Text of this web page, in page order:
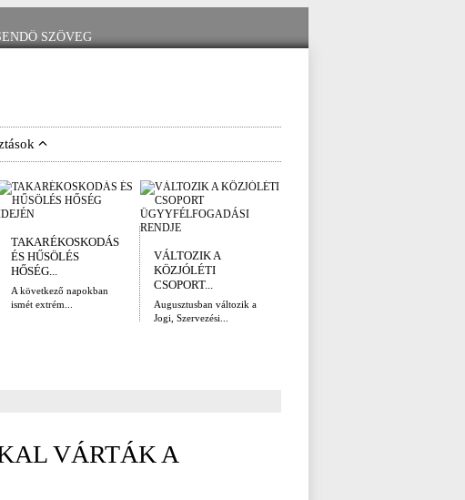
TAKARÉKOSKODÁS
ÉS HŰSÖLÉS
HŐSÉG...
A következő napokban
ismét extrém...
VÁLTOZIK A
KÖZJÓLÉTI
CSOPORT...
Augusztusban változik a
Jogi, Szervezési...
VÁRTÁK A